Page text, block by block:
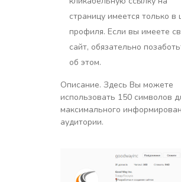
страницу имеется только в
профиля. Если вы имеете
сайт, обязательно
об этом.
Описание. Здесь Вы можете
использовать 150 символов
максимального
аудитории.